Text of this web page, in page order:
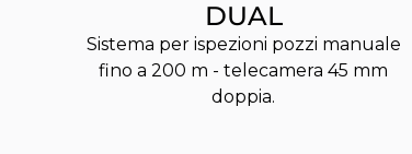
DUAL
Sistema per ispezioni pozzi manuale
fino a 200 m - telecamera 45 mm
doppia.